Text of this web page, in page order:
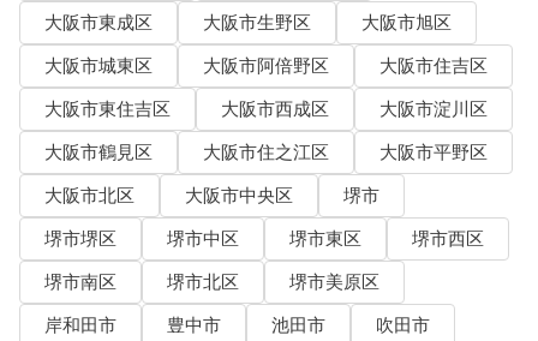
大阪市東成区
大阪市生野区
大阪市旭区
大阪市城東区
大阪市阿倍野区
大阪市住吉区
大阪市東住吉区
大阪市西成区
大阪市淀川区
大阪市鶴見区
大阪市住之江区
大阪市平野区
大阪市北区
大阪市中央区
堺市
堺市堺区
堺市中区 堺市東区
堺市西区
堺市南区
堺市北区
堺市美原区
岸和田市
豊中市 池田市
吹田市